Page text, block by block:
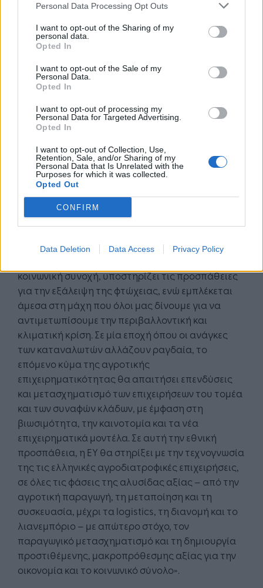
Personal Data Processing Opt Outs
I want to opt-out of the Sharing of my
personal data.
Opted In
I want to opt-out of the Sale of my
Personal Data.
Opted In
I want to opt-out of processing my
Personal Data for Targeted Advertising.
Opted In
I want to opt-out of Collection, Use,
Retention, Sale, and/or Sharing of my
Personal Data that Is Unrelated with the
Purposes for which it was collected.
Opted Out
CONFIRM
Data Deletion Data Access Privacy Policy
Αποτελεσματικό και σύγχρονο branding
Υλοποίηση σημαντικών έργων υποδομής,
που θα διευκολύνουν όλα τα μέρη του
Προστασία του περιβάλλοντος, με την
υιοθέτηση σύγχρονων παραγωγικών
μήκος της αλυσίδας αξίας
Αξιοποίηση όλων των διαθέσιμων
χρηματοδοτικών εργαλείων, με έμφαση στην
ΚΑΠ και στο Ταμείο Ανάκαμψης και
Ανθεκτικότητας
Μείωση της σπατάλης των τροφίμων
Εκ μέρους της EY Ελλάδος, ο κ. Θάνος Μαύρος,
στο πλαίσιο της παρουσίασης της μελέτης,
δήλωσε: «Ο Αγροδιατροφικός τομέας αποτελεί
κοινωνική συνοχή, υποστηρίζει τις προσπάθειες
για την εξάλειψη της φτώχειας, ενώ εμπλέκεται
άμεσα στη μάχη που όλοι μας δίνουμε για να
αντιμετωπίσουμε την περιβαλλοντική και
κλιματική κρίση. Σε μία εποχή όπου οι ανάγκες
των καταναλωτών αλλάζουν ραγδαία, το
επόμενο κύμα της αγροτικής
επιχειρηματικότητας θα απαιτήσει επενδύσεις
και μετασχηματισμό των επιχειρήσεων του τομέα
και των συναφών κλάδων, με έμφαση στη
βιωσιμότητα, την καινοτομία και τα νέα
επιχειρηματικά μοντέλα. Σε αυτή την εθνική
προσπάθεια, η ΕΥ θα στηρίξει με την τεχνογνωσία
της τις ελληνικές αγροδιατροφικές επιχειρήσεις,
σε όλες τις φάσεις της αλυσίδας αξίας – από την
αγροτική παραγωγή, τη μεταποίηση και τη
συσκευασία, μέχρι τα logistics, τη διανομή και το
λιανεμπόριο – με απώτερο στόχο, τον
παραγωγικό μετασχηματισμό και τη δημιουργία
προστιθέμενης, μακροπρόθεσμης αξίας για την
οικονομία και το κοινωνικό σύνολο».